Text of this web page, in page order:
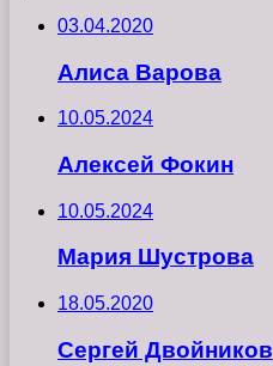
03.04.2020
Алиса Варова
10.05.2024
Алексей Фокин
10.05.2024
Мария Шустрова
18.05.2020
Сергей Двойников